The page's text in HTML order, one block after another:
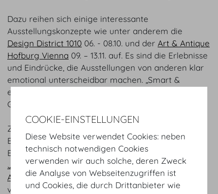
Dazu reihen sich einige interessante
Ausstellungskonzepte wie unter anderem die
Design District 1010 06. - 08.10. und der Art & Antique
Hofburg Vienna 09. – 13.11. auf. Es sind die Erlebnisse
und Eindrücke, die Ausstellungen von anderen klar
emotional unterscheidbar machen. „Smart &
effektiv ist dabei unser Credo“, so die
Geschäftsführerin Alexandra Kaszay.
Zahlreiche hochkarätige Konferenzen aus dem
Bereich der Wissenschaft und Forschung sind bis
Ende 2023 und Folgejahre angesagt. So die
Jahrestagung der Österr. Gesellschaft für
Anästhesiologie, Reanimation und Intensivmedizin
vom 23. - 25.11. oder das15th Global Peter Drucker
COOKIE-EINSTELLUNGEN
Diese Website verwendet Cookies: neben
technisch notwendigen Cookies
verwenden wir auch solche, deren Zweck
die Analyse von Webseitenzugriffen ist
und Cookies, die durch Drittanbieter wie